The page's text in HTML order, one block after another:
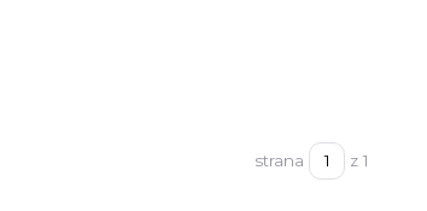
strana z 1